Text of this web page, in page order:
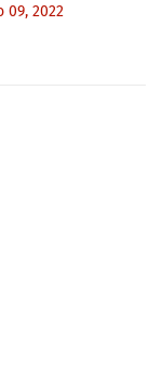
09, 2022